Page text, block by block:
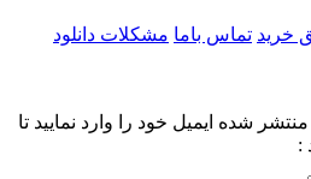
خرید تماس باما مشکلات دانلود
شده ایمیل خود را وارد نمایید تا
: